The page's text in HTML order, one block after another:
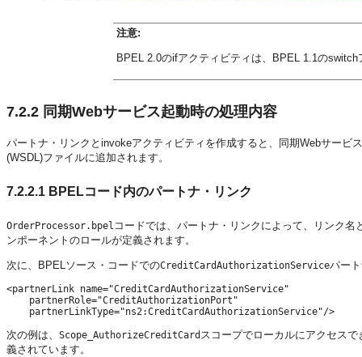
注意:
BPEL 2.0のifアクティビティは、BPEL 1.1の
7.2.2 同期Webサービス起動時の処理内容
パートナ・リンクとinvokeアクティビティを作成すると、同期Webサー
(WSDL)ファイルに追加されます。
7.2.2.1 BPELコード内のパートナ・リンク
OrderProcessor.bpel コードでは、パートナ・リンクによって、リンク
ンポーネントのロールが定義されます。
次に、BPELソース・コードでのCreditCardAuthorizationServiceパー
<partnerLink name="CreditCardAuthorizationService"
    partnerRole="CreditAuthorizationPort"
次の例は、 Scope_AuthorizeCreditCard スコープでローカルにアクセス
義されています。